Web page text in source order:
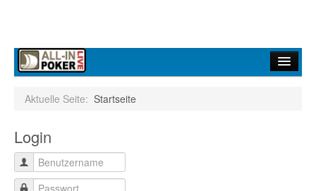
Infos
Turniere
Aktuelle Seite: Startseite
Login